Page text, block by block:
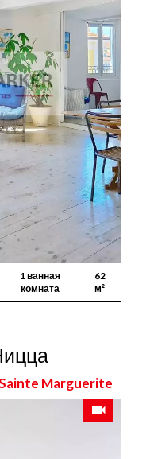
1 ванная
комната
62
м²
Marguerite